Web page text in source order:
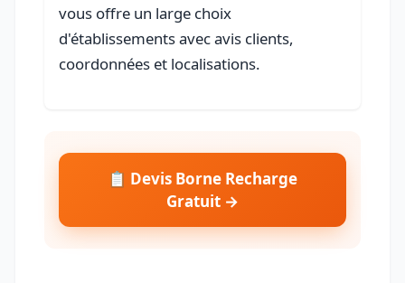
vous offre un large choix
d'établissements avec avis clients,
coordonnées et localisations.
📋 Devis Borne Recharge
Gratuit →